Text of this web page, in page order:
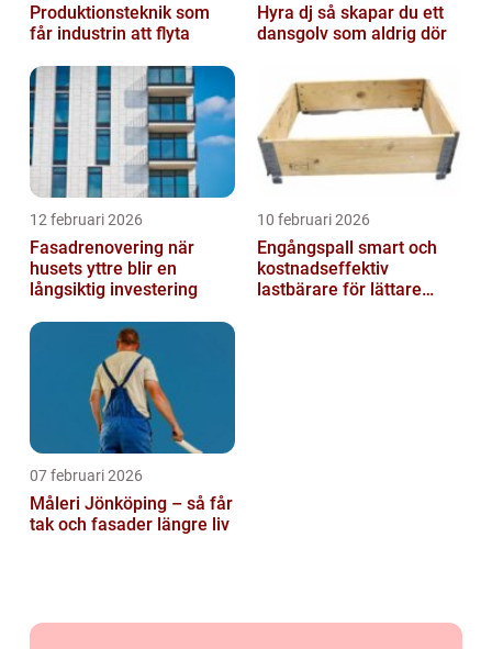
Produktionsteknik som
får industrin att flyta
Hyra dj så skapar du ett
dansgolv som aldrig dör
12 februari 2026
Fasadrenovering när
husets yttre blir en
långsiktig investering
10 februari 2026
Engångspall smart och
kostnadseffektiv
lastbärare för lättare
07 februari 2026
Måleri Jönköping – så får
tak och fasader längre liv